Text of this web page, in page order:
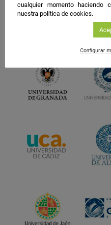
cualquier momento haciendo
nuestra política de cookies.
Configurar